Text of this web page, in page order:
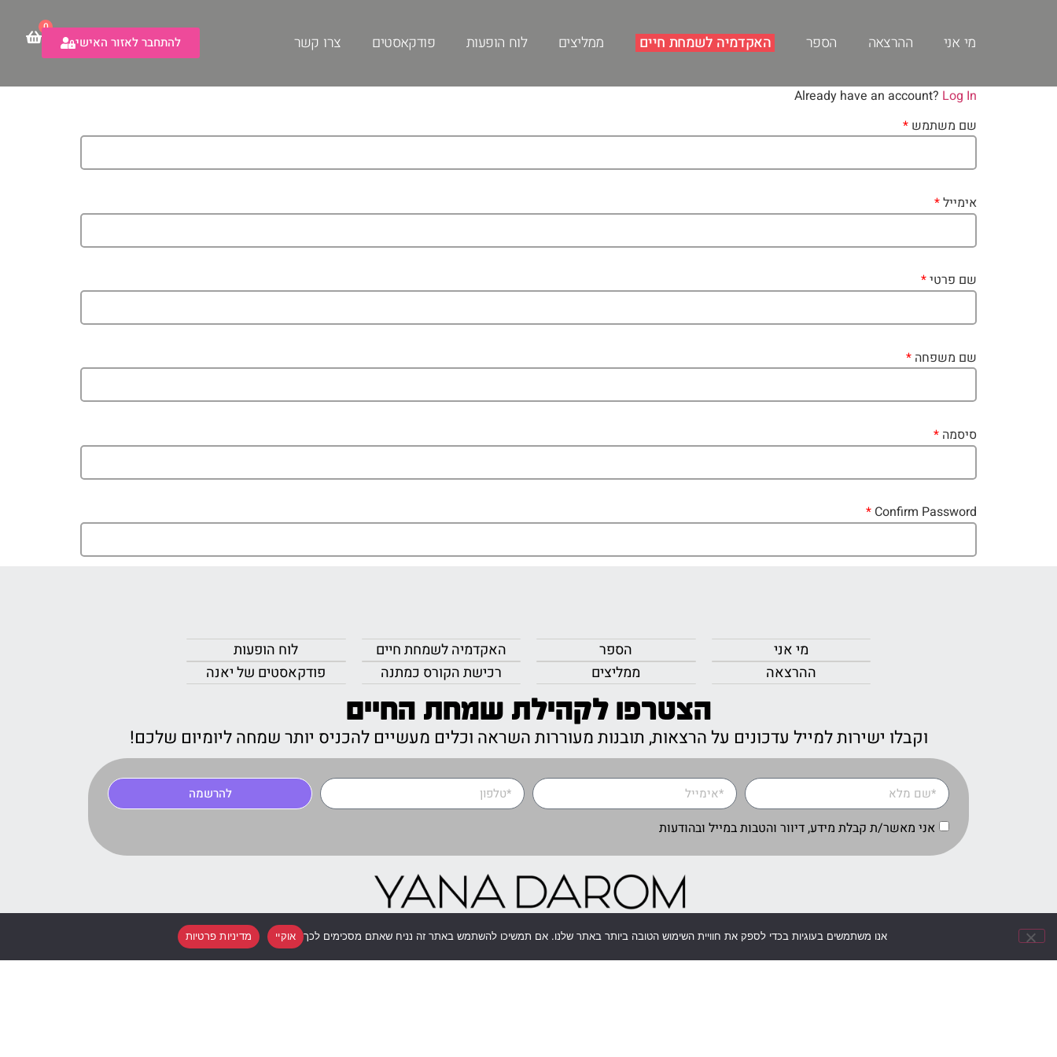
מי אני ההרצאה הספר האקדמיה לשמחת חיים ממליצים לוח הופעות פודקאסטים צרו קשר
0
להתחבר לאזור האישי
Already have an account? Log In
שם משתמש *
אימייל*
שם פרטי*
שם משפחה *
סיסמה *
Confirm Password
*
מי אני
ההרצאה
הספר
ממליצים
האקדמיה לשמחת חיים
רכישת הקורס כמתנה
לוח הופעות
פודקאסטים של יאנה
הצטרפו לקהילת שמחת החיים
וקבלו ישירות למייל עדכונים על הרצאות, תובנות מעוררות השראה וכלים מעשיים להכניס יותר שמחה ליומיום שלכם!
אני מאשר/ת קבלת מידע, דיוור והטבות במייל ובהודעות
להרשמה
אנו משתמשים בעוגיות בכדי לספק את חוויית השימוש הטובה ביותר באתר שלנו. אם תמשיכו להשתמש באתר זה נניח שאתם מסכימים לכך אוקיי מדיניות פרטיות